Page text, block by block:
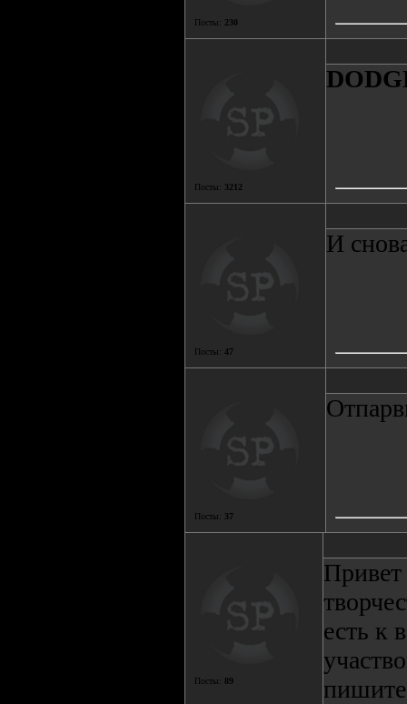
Посты: 230
Посты: 3212
Посты: 47
И
Посты: 37
Посты: 89
есть к